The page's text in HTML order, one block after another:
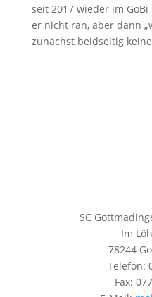
seit 2017 wieder im GoBi
er nicht ran, aber dann
zunächst beidseitig
SC
Im
78244
Telefon:
Fax: